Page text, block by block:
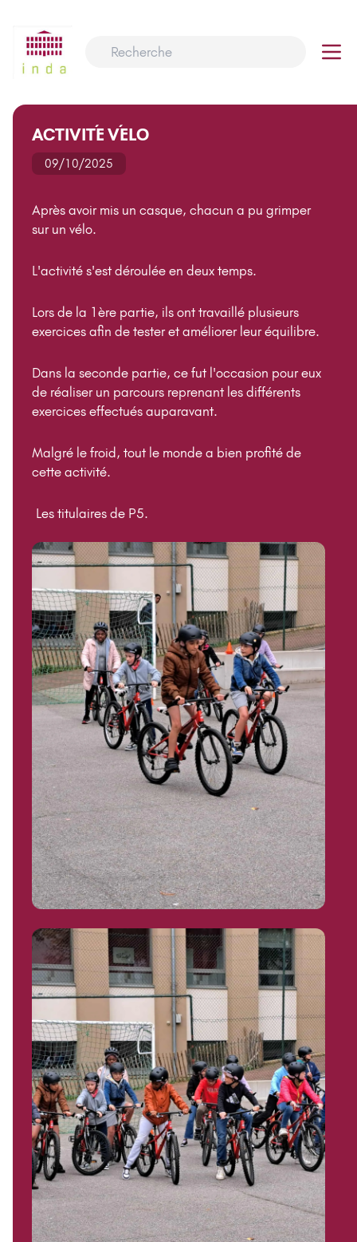
ACTIVITÉ VÉLO
09/10/2025
Après avoir mis un casque, chacun a pu grimper
sur un vélo.
L'activité s'est déroulée en deux temps.
Lors de la 1ère partie, ils ont travaillé plusieurs
exercices afin de tester et améliorer leur équilibre.
Dans la seconde partie, ce fut l'occasion pour eux
de réaliser un parcours reprenant les différents
exercices effectués auparavant.
Malgré le froid, tout le monde a bien profité de
cette activité.
Les titulaires de P5.